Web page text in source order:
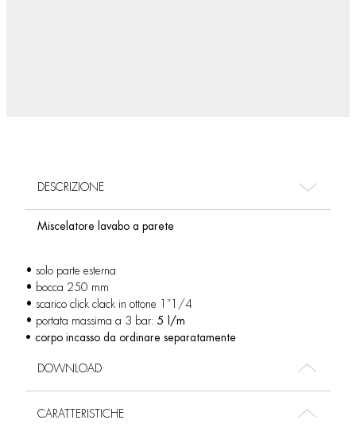
DESCRIZIONE
Miscelatore lavabo a parete
• solo parte esterna
• bocca 250 mm
• scarico click clack in ottone 1”1/4
• portata massima a 3 bar: 5 l/m
• corpo incasso da ordinare separatamente
DOWNLOAD
CARATTERISTICHE